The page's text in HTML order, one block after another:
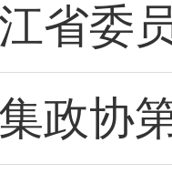
省委
政协